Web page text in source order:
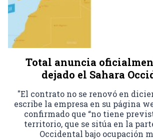
Total anuncia
dejado el Sahara
"El contrato no se renovó en
escribe la empresa en su página
confirmado que “no tiene
territorio, que se sitúa en la
Occidental bajo ocupación